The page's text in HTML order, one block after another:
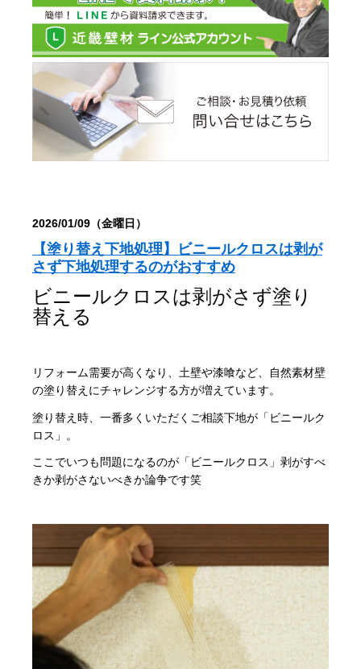
2026/01/09（金曜日）
【塗り替え下地処理】ビニールクロスは剥が
さず下地処理するのがおすすめ
ビニールクロスは剥がさず塗り
替える
リフォーム需要が高くなり、土壁や漆喰など、自然素材壁
の塗り替えにチャレンジする方が増えています。
塗り替え時、一番多くいただくご相談下地が「ビニールク
ロス」。
ここでいつも問題になるのが「ビニールクロス」剥がすべ
きか剥がさないべきか論争です笑